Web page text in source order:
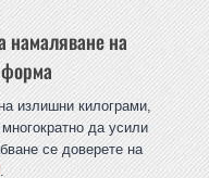
намаляване на
излишни килограми,
да усили
се доверете на
.